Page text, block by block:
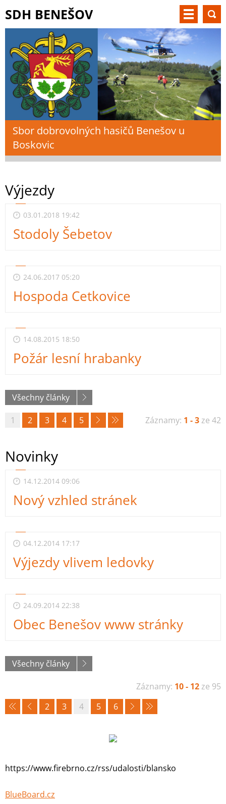
SDH BENEŠOV
Sbor dobrovolných hasičů Benešov u
Boskovic
Výjezdy
03.01.2018 19:42
Stodoly Šebetov
24.06.2017 05:20
Hospoda Cetkovice
14.08.2015 18:50
Požár lesní hrabanky
Všechny články
Záznamy: 1 - 3ze 42
1 2 3 4 5
Novinky
14.12.2014 09:06
Nový vzhled stránek
04.12.2014 17:17
Výjezdy vlivem ledovky
24.09.2014 22:38
Obec Benešov www stránky
Všechny články
Záznamy: 10 - 12ze 95
2
3 4 5 6
https://www.firebrno.cz/rss/udalosti/blansko
BlueBoard.cz